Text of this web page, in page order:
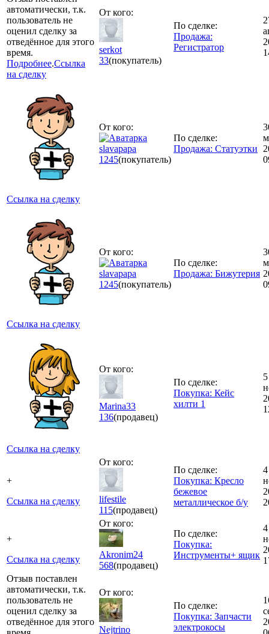
автоматически, т.к.
пользователь не
оценил сделку за
отведённое для этого
время.
Подробнее.Ссылка
на сделку
От кого:
serkot
33(покупатель)
По сделке:
Продажа:
Регистратор
Ссылка на сделку
От кого:
slavapapa
1245(покупатель)
По сделке:
Продажа: Статуэтки
Ссылка на сделку
От кого:
slavapapa
1245(покупатель)
По сделке:
Продажа: Бижутерия
Ссылка на сделку
От кого:
Marina33
136(продавец)
По сделке:
Покупка: Кейс
хилти 1
5
+
Ссылка на сделку
От кого:
lifestile
115(продавец)
По сделке:
Покупка: Кресло
бежевое
металлическое б/у
4
+
Ссылка на сделку
От кого:
Akronim24
568(продавец)
По сделке:
Покупка:
Инструменты+ ящик
4
Отзыв поставлен
автоматически, т.к.
пользователь не
оценил сделку за
отведённое для этого
От кого:
Nejtrino
По сделке:
Покупка: Запчасти
электрокосы